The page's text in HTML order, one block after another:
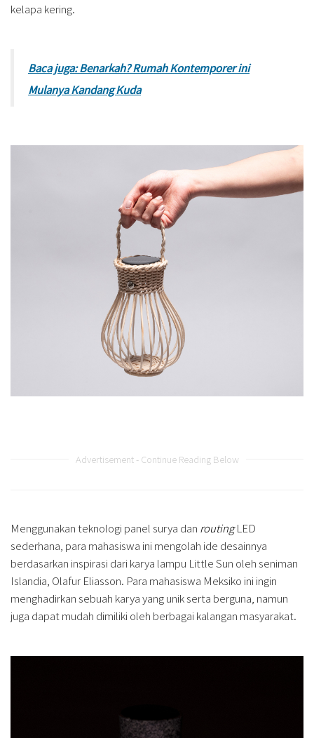
kelapa kering.
Baca juga: Benarkah? Rumah Kontemporer ini
Mulanya Kandang Kuda
Advertisement - Continue Reading Below
Menggunakan teknologi panel surya dan routingLED
sederhana, para mahasiswa ini mengolah ide desainnya
berdasarkan inspirasi dari karya lampu Little Sun oleh seniman
Islandia, Olafur Eliasson. Para mahasiswa Meksiko ini ingin
menghadirkan sebuah karya yang unik serta berguna, namun
juga dapat mudah dimiliki oleh berbagai kalangan masyarakat.